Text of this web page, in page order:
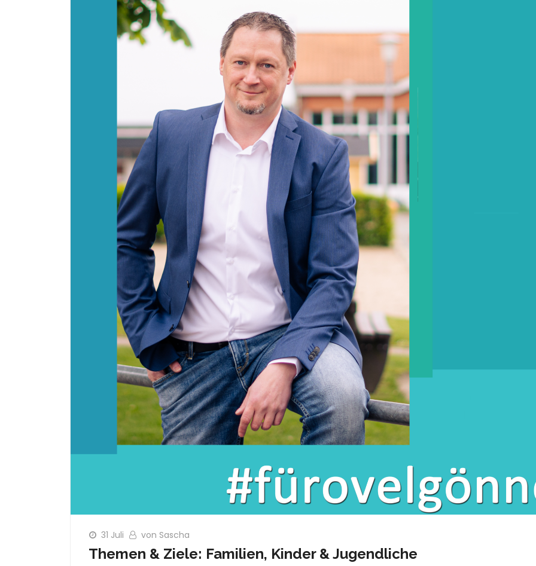
31 Juli von Sascha
Themen & Ziele: Familien, Kinder & Jugendliche